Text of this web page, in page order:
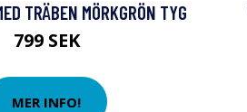
TRÄBEN MÖRKGRÖN TYG
799 SEK
MER INFO!